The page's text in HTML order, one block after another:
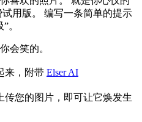
用版。 编写一条简单的提示
。
会笑的。
来，附带 Elser AI
传您的图片，即可让它焕发生